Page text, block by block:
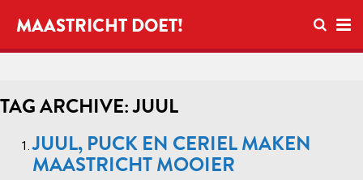
Open
MAASTRICHT DOET!
TAG ARCHIVE: JUUL
JUUL, PUCK EN CERIEL MAKEN
MAASTRICHT MOOIER